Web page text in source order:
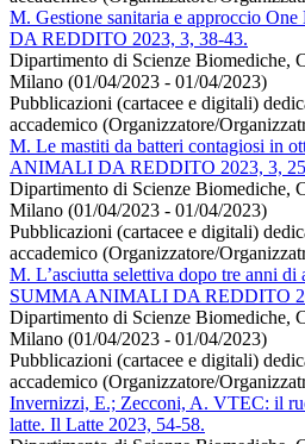
M. Gestione sanitaria e approccio
DA REDDITO 2023, 3, 38-43.
Dipartimento di Scienze Biomediche,
Milano (01/04/2023 - 01/04/2023)
Pubblicazioni (cartacee e digitali)
accademico (Organizzatore/
M. Le mastiti da batteri contagiosi in
ANIMALI DA REDDITO 2023, 3,
Dipartimento di Scienze Biomediche,
Milano (01/04/2023 - 01/04/2023)
Pubblicazioni (cartacee e digitali)
accademico (Organizzatore/
M. L’asciutta selettiva dopo tre anni
SUMMA ANIMALI DA REDDITO
Dipartimento di Scienze Biomediche,
Milano (01/04/2023 - 01/04/2023)
Pubblicazioni (cartacee e digitali)
accademico (Organizzatore/
Invernizzi, E.; Zecconi, A. VTEC: il
latte. Il Latte 2023, 54-58.